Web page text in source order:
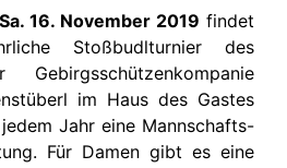
16. November 2019 findet
Stoßbudlturnier des
im Haus des Gastes
Jahr eine Mannschafts-
Für Damen gibt es eine